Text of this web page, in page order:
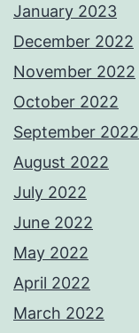
January 2023
December 2022
November 2022
October 2022
September 2022
August 2022
July 2022
June 2022
May 2022
April 2022
March 2022